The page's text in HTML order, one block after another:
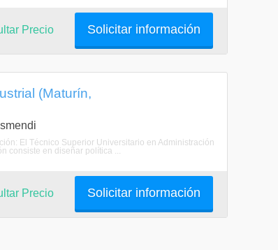
Solicitar información
Precio
(Maturín,
El Técnico Superior Universitario en Administración
consiste en diseñar política ...
Solicitar información
Precio